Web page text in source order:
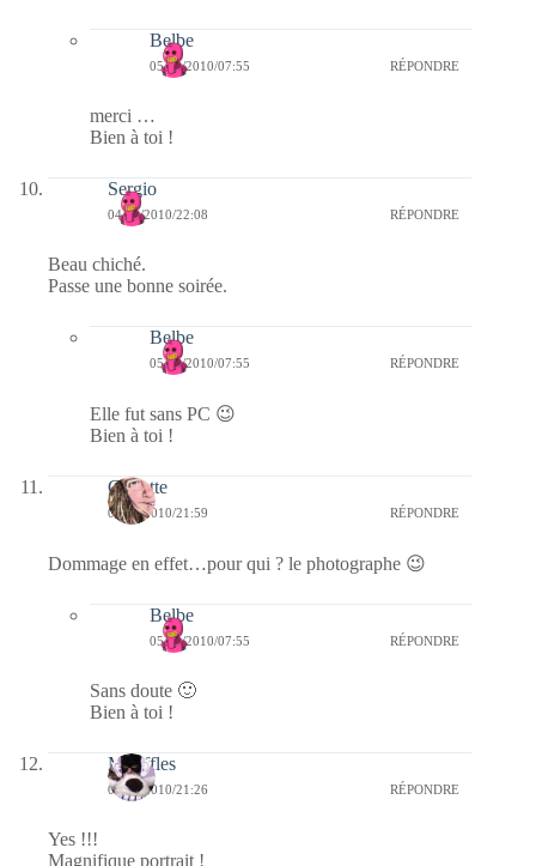
Belbe
05/03/2010/07:55 RÉPONDRE
merci …
Bien à toi !
Sergio
04/03/2010/22:08 RÉPONDRE
Beau chiché.
Passe une bonne soirée.
Belbe
05/03/2010/07:55 RÉPONDRE
Elle fut sans PC 😉
Bien à toi !
Crikette
04/03/2010/21:59 RÉPONDRE
Dommage en effet…pour qui ? le photographe 😉
Belbe
05/03/2010/07:55 RÉPONDRE
Sans doute 🙂
Bien à toi !
Mouffles
04/03/2010/21:26 RÉPONDRE
Yes !!!
Magnifique portrait !